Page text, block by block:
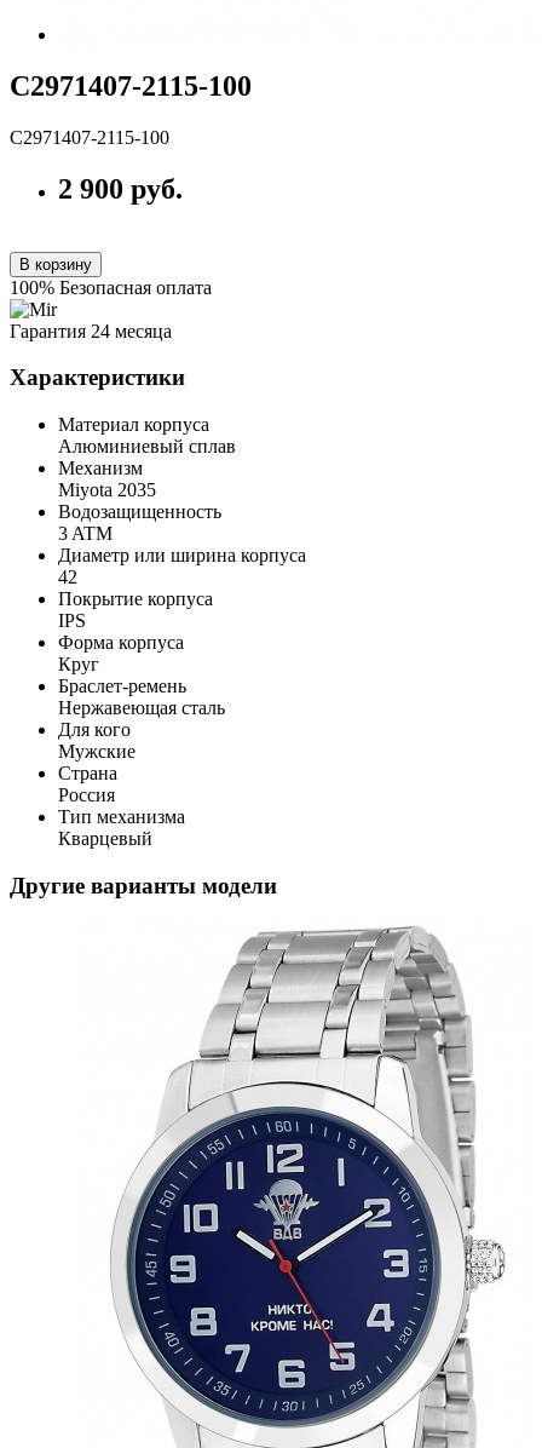
С2971407-2115-100
С2971407-2115-100
2 900 руб.
В корзину
100% Безопасная оплата
Гарантия 24 месяца
Характеристики
Материал корпуса
Алюминиевый сплав
Механизм
Miyota 2035
Водозащищенность
3 ATM
Диаметр или ширина корпуса
42
Покрытие корпуса
IPS
Форма корпуса
Круг
Браслет-ремень
Нержавеющая сталь
Для кого
Мужские
Страна
Россия
Тип механизма
Кварцевый
Другие варианты модели